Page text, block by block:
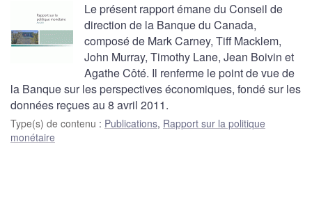
Le présent rapport émane du Conseil de
direction de la Banque du Canada,
composé de Mark Carney, Tiff Macklem,
John Murray, Timothy Lane, Jean Boivin et
Agathe Côté. Il renferme le point de vue de
la Banque sur les perspectives économiques, fondé sur les
données reçues au 8 avril 2011.
Type(s) de contenu : Publications, Rapport sur la politique
monétaire